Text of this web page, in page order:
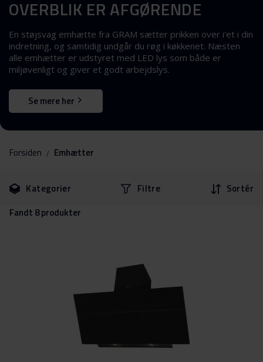
OVERBLIK ER AFGØRENDE
En støjsvag emhætte fra GRAM sætter prikken over i'et i din
indretning, og samtidig undgår du røg i køkkenet. Næsten
alle emhætter er udstyret med LED lys som både er
miljøvenligt og giver et godt arbejdslys.
Se mere her
Forsiden Emhætter
til
Kategorier Filtre
Sortér
Fandt 8produkter
til